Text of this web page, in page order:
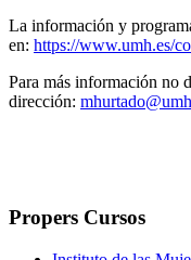
La información y
en: https://www.umh.es/
Para más información no
dirección:
Propers Cursos